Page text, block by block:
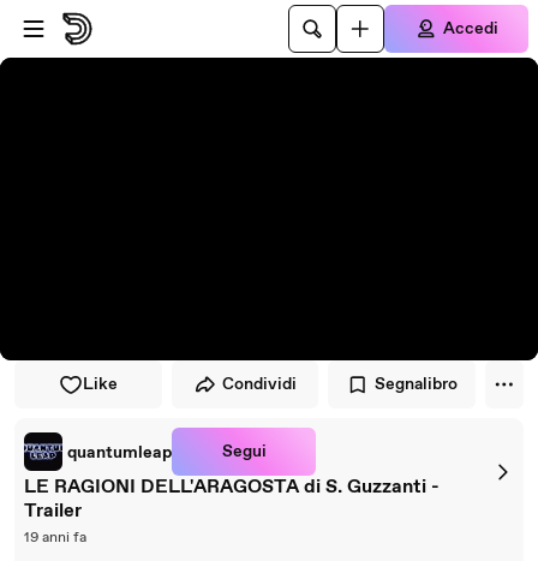
Vai al lettore
Passa al contenuto principale
Accedi
Like Condividi Segnalibro
quantumleap Segui
LE RAGIONI DELL'ARAGOSTA di S. Guzzanti -
Trailer
19 anni fa